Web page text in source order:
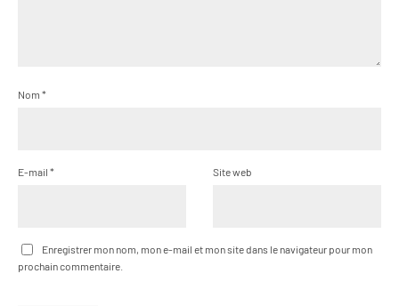
Nom *
E-mail * Site web
Enregistrer mon nom, mon e-mail et mon site dans le navigateur pour mon
prochain commentaire.